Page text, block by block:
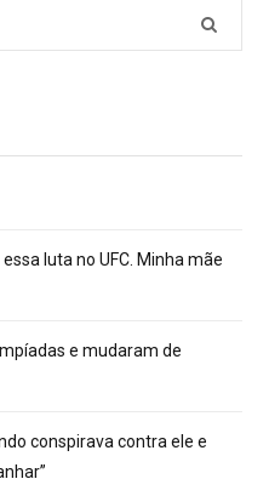
luta no UFC. Minha mãe
e mudaram de
conspirava contra ele e